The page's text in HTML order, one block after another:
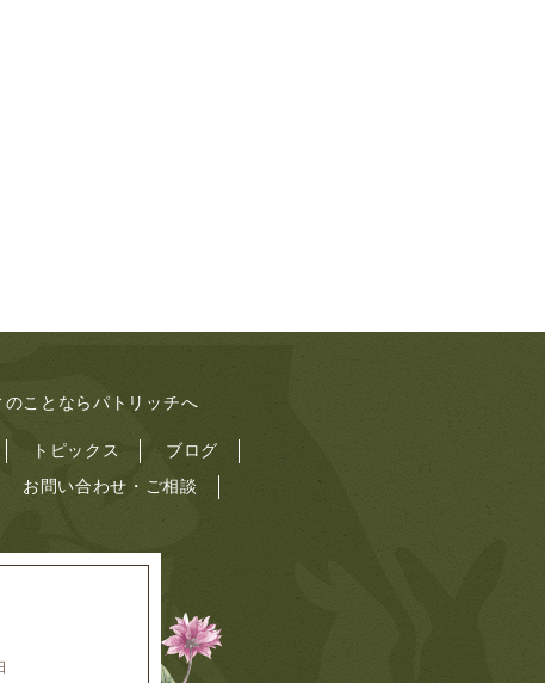
ことならパトリッチへ
トピックス
ブログ
お問い合わせ・ご相談